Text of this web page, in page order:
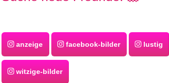
anzeige facebook-bilder lustig
witzige-bilder